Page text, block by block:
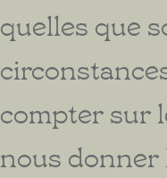
quelles que
compter sur
nous donner